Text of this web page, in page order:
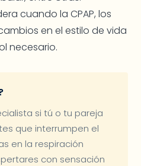
cuando la CPAP, los
en el estilo de vida
necesario.
si tú o tu pareja
que interrumpen el
en la respiración
con sensación